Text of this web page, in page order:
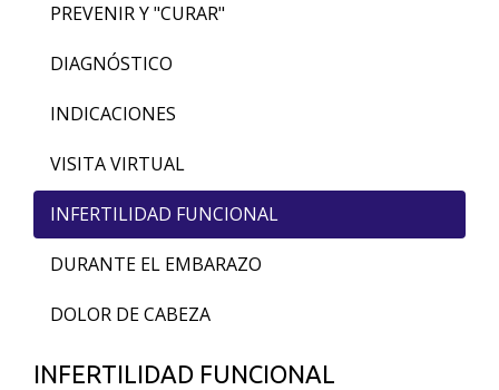
PREVENIR Y "CURAR"
DIAGNÓSTICO
INDICACIONES
VISITA VIRTUAL
INFERTILIDAD FUNCIONAL
DURANTE EL EMBARAZO
DOLOR DE CABEZA
INFERTILIDAD FUNCIONAL